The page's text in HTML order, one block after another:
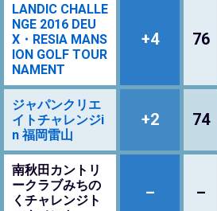
LANDIC CHALLE
NGE 2016 DEU
X・RESIA MANS
ION GOLF TOUR
NAMENT
+4 76
ジャパンクリエ
イトチャレンジi
n 福岡雷山
+2 74
南秋田カントリ
ークラブみちの
くチャレンジト
– –